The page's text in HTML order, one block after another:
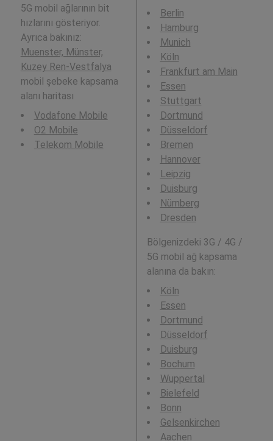
5G mobil ağlarının bit
hızlarını gösteriyor.
Ayrıca bakınız:
Muenster, Münster,
Kuzey Ren-Vestfalya
mobil şebeke kapsama
alanı haritası
Vodafone Mobile
O2 Mobile
Telekom Mobile
Berlin
Hamburg
Munich
Köln
Frankfurt am Main
Essen
Stuttgart
Dortmund
Düsseldorf
Bremen
Hannover
Leipzig
Duisburg
Nürnberg
Dresden
Bölgenizdeki 3G / 4G /
5G mobil ağ kapsama
alanına da bakın:
Köln
Essen
Dortmund
Düsseldorf
Duisburg
Bochum
Wuppertal
Bielefeld
Bonn
Gelsenkirchen
Aachen